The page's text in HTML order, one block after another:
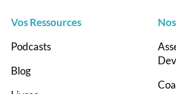
Vos Ressources
Podcasts
Blog